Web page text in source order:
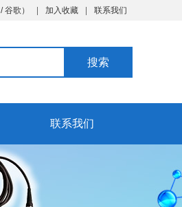
/谷歌 ） 加入收藏 联系我们
联系我们